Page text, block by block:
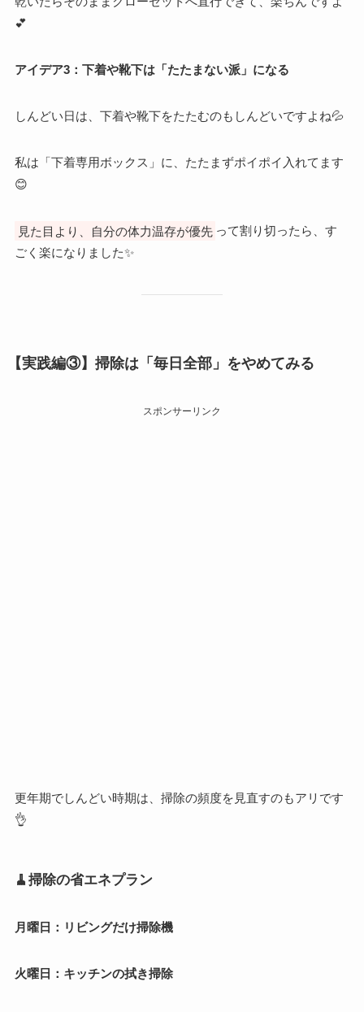
💕
アイデア3：下着や靴下は「たたまない派」になる
しんどい日は、下着や靴下をたたむのもしんどいですよね💦
私は「下着専用ボックス」に、たたまずポイポイ入れてます
😊
見た目より、自分の体力温存が優先 って割り切ったら、す
ごく楽になりました✨
【実践編③】掃除は「毎日全部」をやめてみる
スポンサーリンク
更年期でしんどい時期は、掃除の頻度を見直すのもアリです
👌
🧹掃除の省エネプラン
月曜日：リビングだけ掃除機
火曜日：キッチンの拭き掃除